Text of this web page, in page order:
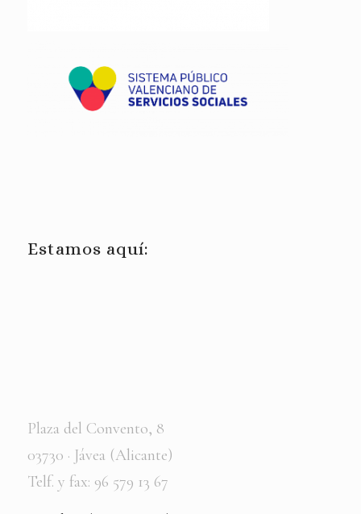
Estamos aquí:
Plaza del Convento, 8
03730 · Jávea (Alicante)
Telf. y fax: 96 579 13 67